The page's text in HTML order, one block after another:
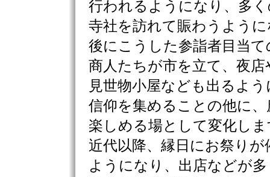
行われるようになり、多
寺社を訪れて賑わうよう
後にこうした参詣者目当て
商人たちが市を立て、夜店
見世物小屋なども出るよ
信仰を集めることの他に、
楽しめる場として変化しま
近代以降、縁日にお祭りが
ようになり、出店などが